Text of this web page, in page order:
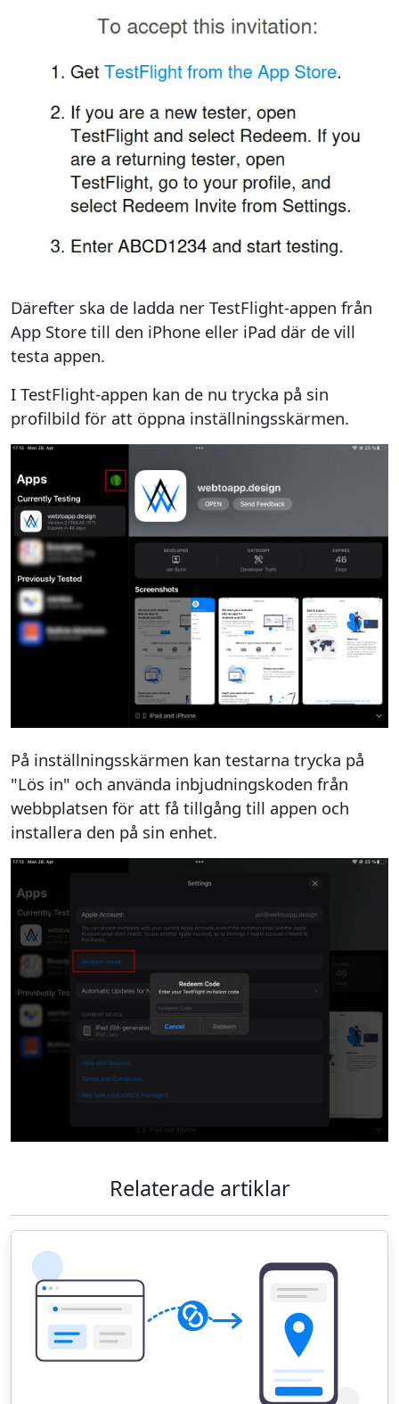
Därefter ska de ladda ner TestFlight-appen från
App Store till den iPhone eller iPad där de vill
testa appen.
I TestFlight-appen kan de nu trycka på sin
profilbild för att öppna inställningsskärmen.
På inställningsskärmen kan testarna trycka på
"Lös in" och använda inbjudningskoden från
webbplatsen för att få tillgång till appen och
installera den på sin enhet.
Relaterade artiklar